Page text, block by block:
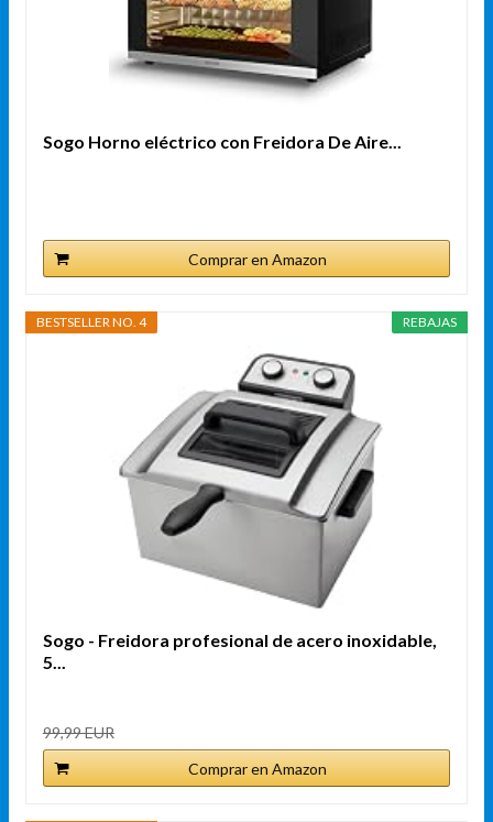
Sogo Horno eléctrico con Freidora De Aire...
Comprar en Amazon
REBAJAS
BESTSELLER NO. 4
Sogo - Freidora profesional de acero inoxidable,
5...
99,99 EUR
Comprar en Amazon